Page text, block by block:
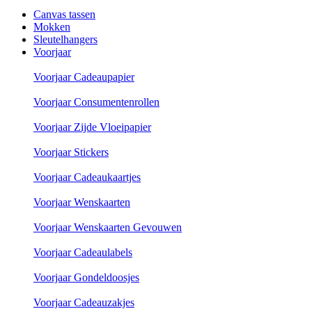
Canvas tassen
Mokken
Sleutelhangers
Voorjaar
Voorjaar Cadeaupapier
Voorjaar Consumentenrollen
Voorjaar Zijde Vloeipapier
Voorjaar Stickers
Voorjaar Cadeaukaartjes
Voorjaar Wenskaarten
Voorjaar Wenskaarten Gevouwen
Voorjaar Cadeaulabels
Voorjaar Gondeldoosjes
Voorjaar Cadeauzakjes